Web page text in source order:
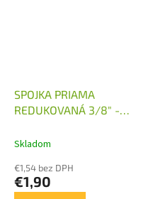
SPOJKA PRIAMA
REDUKOVANÁ 3/8" -
Skladom
€1,54 bez DPH
€1,90